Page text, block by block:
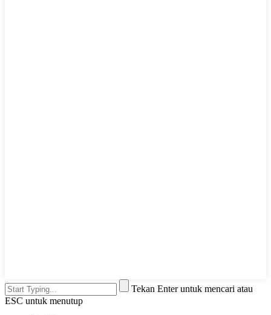
Tekan Enter untuk mencari atau
ESC untuk menutup